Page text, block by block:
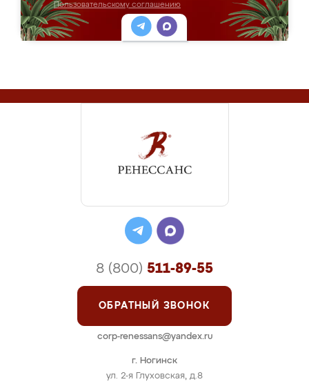
Пользовательскому соглашению
г. Ногинск
ул. 2-я Глуховская, д.8
8 (800) 511-89-55
ОБРАТНЫЙ ЗВОНОК
corp-renessans@yandex.ru